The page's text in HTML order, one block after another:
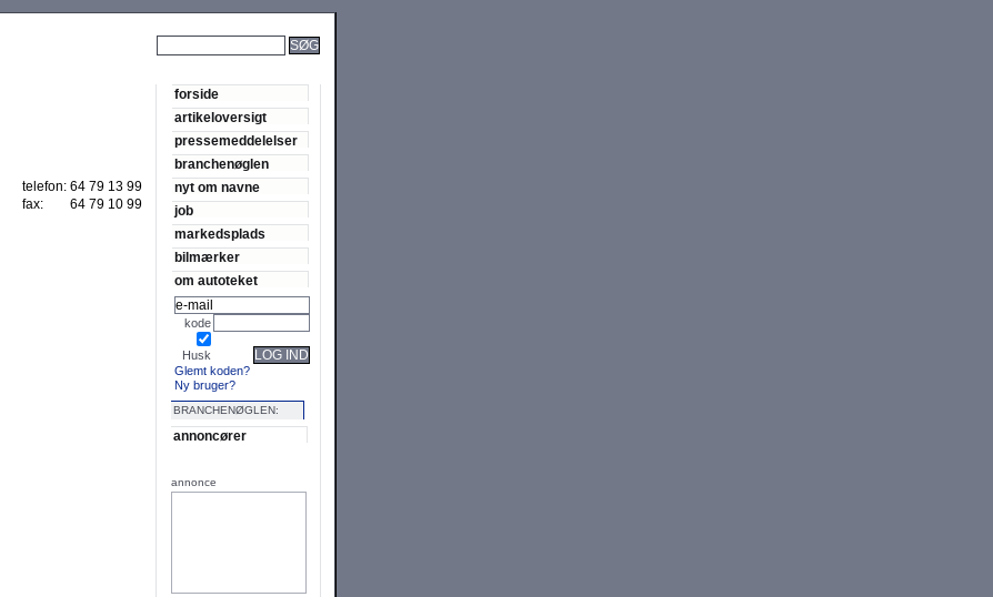
SØG
telefon: 64 79 13 99
fax:
64 79 10 99
forside
artikeloversigt
pressemeddelelser
branchenøglen
nyt om navne
job
markedsplads
bilmærker
om autoteket
kode
Husk LOG IND
Glemt koden?
Ny bruger?
BRANCHENØGLEN:
annoncører
annonce